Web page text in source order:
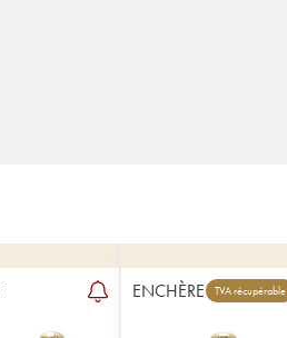
ENCHÈRE TVA récupérable